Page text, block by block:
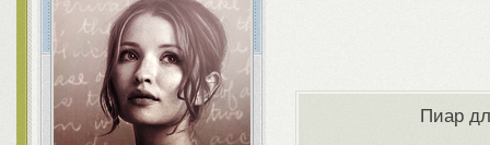
Пиар